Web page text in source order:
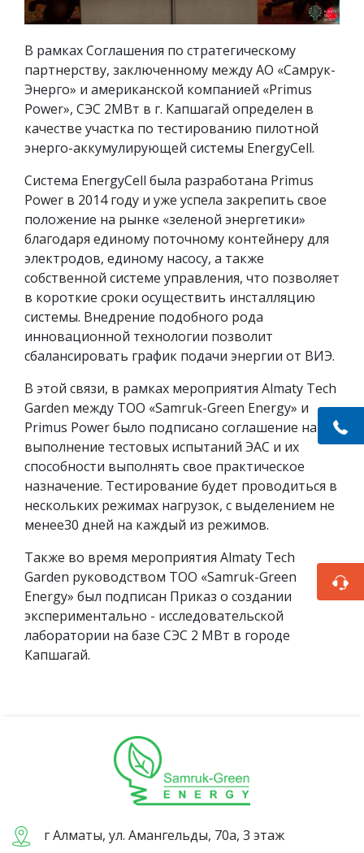
В рамках Соглашения по стратегическому
партнерству, заключенному между АО «Самрук-
Энерго» и американской компанией «Primus
Power», СЭС 2МВт в г. Капшагай определен в
качестве участка по тестированию пилотной
энерго-аккумулирующей системы EnergyCell.
Система EnergyCell была разработана Primus
Power в 2014 году и уже успела закрепить свое
положение на рынке «зеленой энергетики»
благодаря единому поточному контейнеру для
электродов, единому насосу, а также
собственной системе управления, что позволяет
в короткие сроки осуществить инсталляцию
системы. Внедрение подобного рода
инновационной технологии позволит
сбалансировать график подачи энергии от ВИЭ.
В этой связи, в рамках мероприятия Almaty Tech
Garden между ТОО «Samruk-Green Energy» и
Primus Power было подписано соглашение на
выполнение тестовых испытаний ЭАС и их
способности выполнять свое практическое
назначение. Тестирование будет проводиться в
нескольких режимах нагрузок, с выделением не
менее30 дней на каждый из режимов.
Также во время мероприятия Almaty Tech
Garden руководством ТОО «Samruk-Green
Energy» был подписан Приказ о создании
экспериментально - исследовательской
лаборатории на базе СЭС 2 МВт в городе
Капшагай.
г Алматы, ул. Амангельды, 70а, 3 этаж